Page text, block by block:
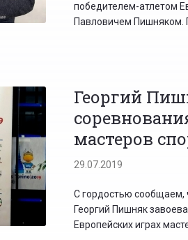
победителем-атлетом
Павловичем Пишняком.
Георгий
мастеров
29.07.2019
С гордостью сообщаем,
Георгий Пишняк
Европейских играх